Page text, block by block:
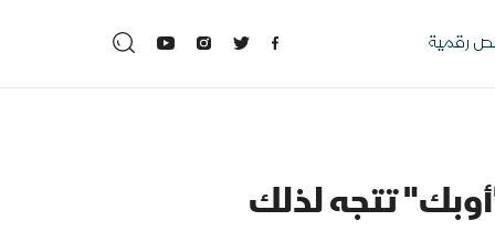
رقمية
تتجه لذلك